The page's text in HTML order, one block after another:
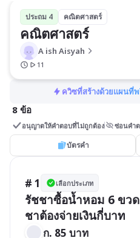
ประถม 4 คณิตศาสตร์
คณิตศาสตร์
A ish Aisyah
11
ควิซที่สร้างด้วยแผนที่พ
8 ข้อ
อนุญาตให้คำตอบที่ไม่ถูกต้อง ซ่อนคำ
บัตรคำ
# 1 เลือกประเภท
รัชชาซื้อน้ำหอม 6 ขว
ชาต้องจ่ายเงินกี่บาท